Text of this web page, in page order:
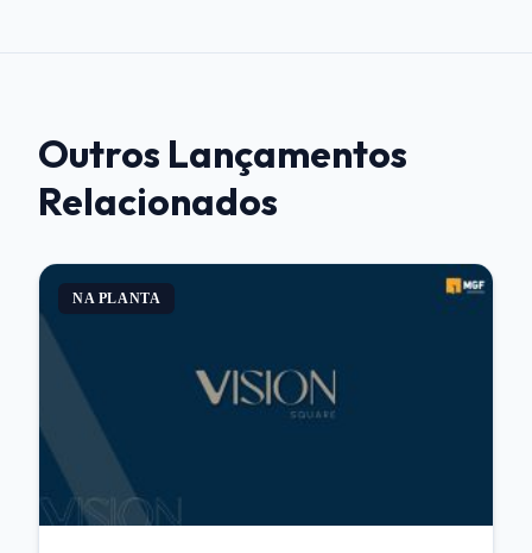
Outros Lançamentos
Relacionados
NA PLANTA